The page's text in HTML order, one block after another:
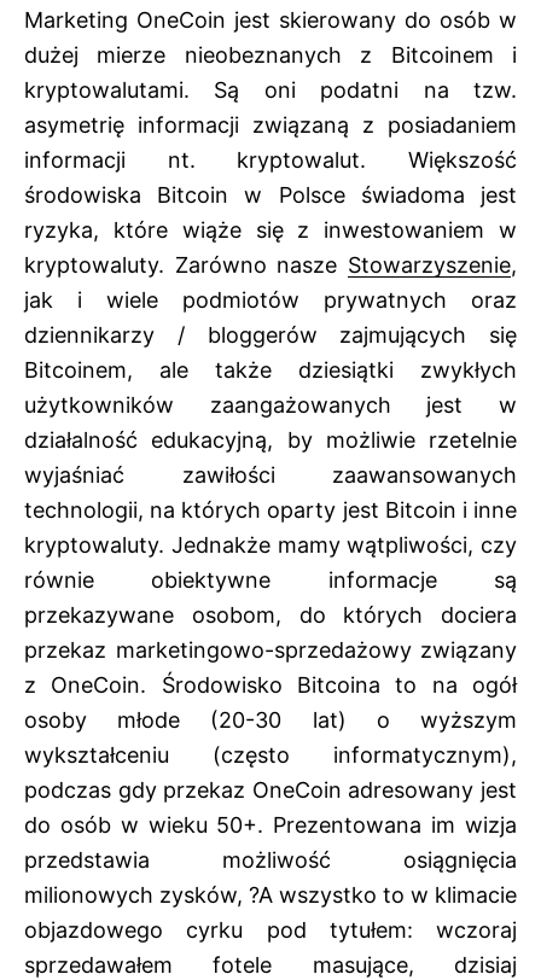
Marketing OneCoin jest skierowany do osób w
dużej mierze nieobeznanych z Bitcoinem i
kryptowalutami. Są oni podatni na tzw.
asymetrię informacji związaną z posiadaniem
informacji nt. kryptowalut. Większość
środowiska Bitcoin w Polsce świadoma jest
ryzyka, które wiąże się z inwestowaniem w
kryptowaluty. Zarówno nasze Stowarzyszenie,
jak i wiele podmiotów prywatnych oraz
dziennikarzy / bloggerów zajmujących się
Bitcoinem, ale także dziesiątki zwykłych
użytkowników zaangażowanych jest w
działalność edukacyjną, by możliwie rzetelnie
wyjaśniać zawiłości zaawansowanych
technologii, na których oparty jest Bitcoin i inne
kryptowaluty. Jednakże mamy wątpliwości, czy
równie obiektywne informacje są
przekazywane osobom, do których dociera
przekaz marketingowo-sprzedażowy związany
z OneCoin. Środowisko Bitcoina to na ogół
osoby młode (20-30 lat) o wyższym
wykształceniu (często informatycznym),
podczas gdy przekaz OneCoin adresowany jest
do osób w wieku 50+. Prezentowana im wizja
przedstawia możliwość osiągnięcia
milionowych zysków, ?A wszystko to w klimacie
objazdowego cyrku pod tytułem: wczoraj
sprzedawałem fotele masujące, dzisiaj